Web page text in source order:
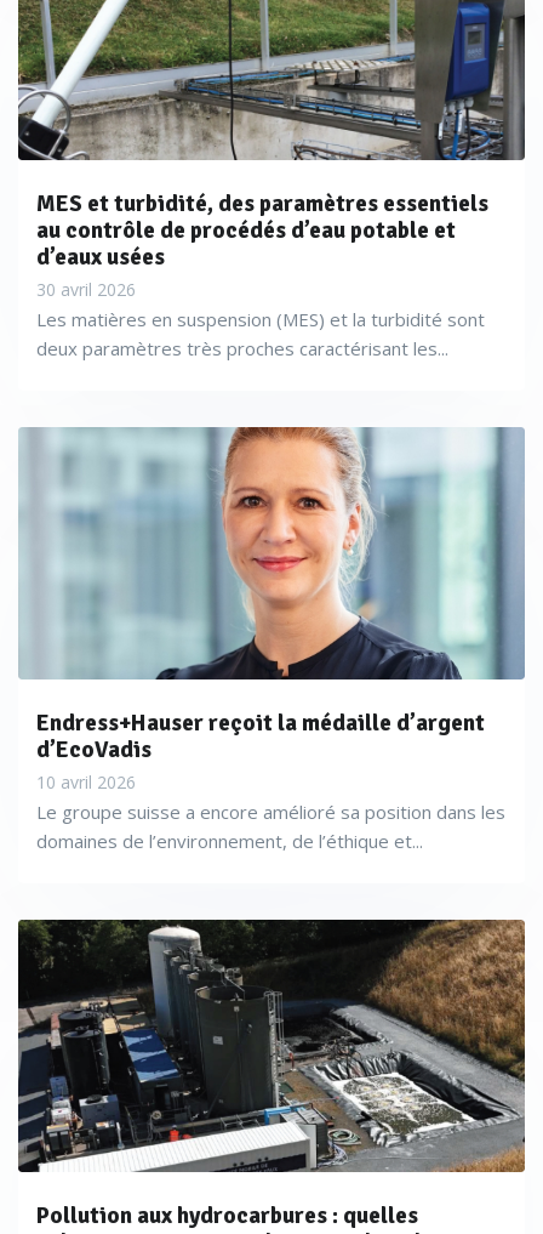
MES et turbidité, des paramètres essentiels
au contrôle de procédés d’eau potable et
d’eaux usées
30 avril 2026
Les matières en suspension (MES) et la turbidité sont
deux paramètres très proches caractérisant les...
Endress+Hauser reçoit la médaille d’argent
d’EcoVadis
10 avril 2026
Le groupe suisse a encore amélioré sa position dans les
domaines de l’environnement, de l’éthique et...
Pollution aux hydrocarbures : quelles